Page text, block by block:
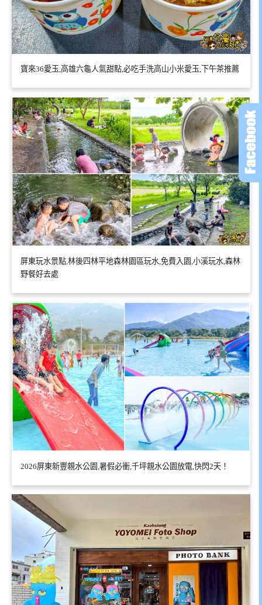
寶來36愛玉,高雄六龜人氣甜點,必吃手洗高山小米愛玉,下午茶推薦
屏東玩水景點,林後四林平地森林園區玩水,免費入園,小溪玩水,森林
野餐好去處
2026屏東新豐親水公園,暑假必衝,千坪親水公園放電,快閃2天！